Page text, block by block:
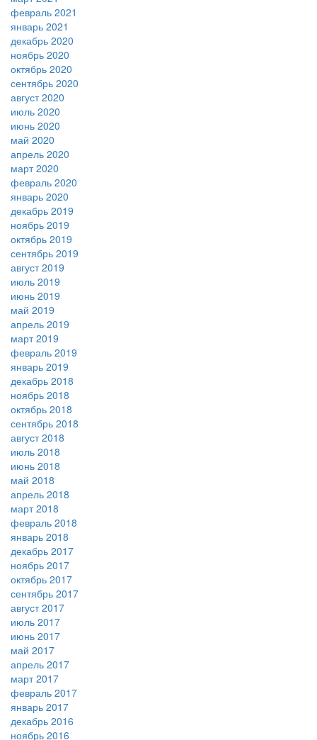
февраль 2021
январь 2021
декабрь 2020
ноябрь 2020
октябрь 2020
сентябрь 2020
август 2020
июль 2020
июнь 2020
май 2020
апрель 2020
март 2020
февраль 2020
январь 2020
декабрь 2019
ноябрь 2019
октябрь 2019
сентябрь 2019
август 2019
июль 2019
июнь 2019
май 2019
апрель 2019
март 2019
февраль 2019
январь 2019
декабрь 2018
ноябрь 2018
октябрь 2018
сентябрь 2018
август 2018
июль 2018
июнь 2018
май 2018
апрель 2018
март 2018
февраль 2018
январь 2018
декабрь 2017
ноябрь 2017
октябрь 2017
сентябрь 2017
август 2017
июль 2017
июнь 2017
май 2017
апрель 2017
март 2017
февраль 2017
январь 2017
декабрь 2016
ноябрь 2016